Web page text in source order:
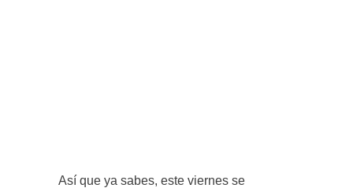
Así que ya sabes, este viernes se